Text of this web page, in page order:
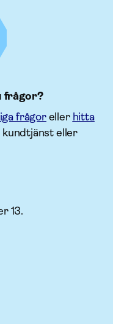
frågor?
frågoreller hitta
kundtjänst eller
13.